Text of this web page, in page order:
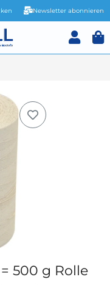
Newsletter abonnieren
500 g Rolle